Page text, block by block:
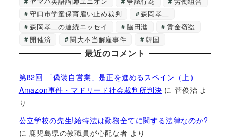
守口市学童保育雇い止め裁判
森岡孝二
森岡孝二の連続エッセイ
脇田滋
賃金窃盗
開催済
関大不当解雇事件 韓国
最近のコメント
第82回 「偽装自営業」是正を進めるスペイン（上）
Amazon事件・マドリード社会裁判所判決 に菅俊治 よ
り
公立学校の先生!給特法は勤務全てに関する法律なのか?
に 鹿児島県の教職員が心配な者 より